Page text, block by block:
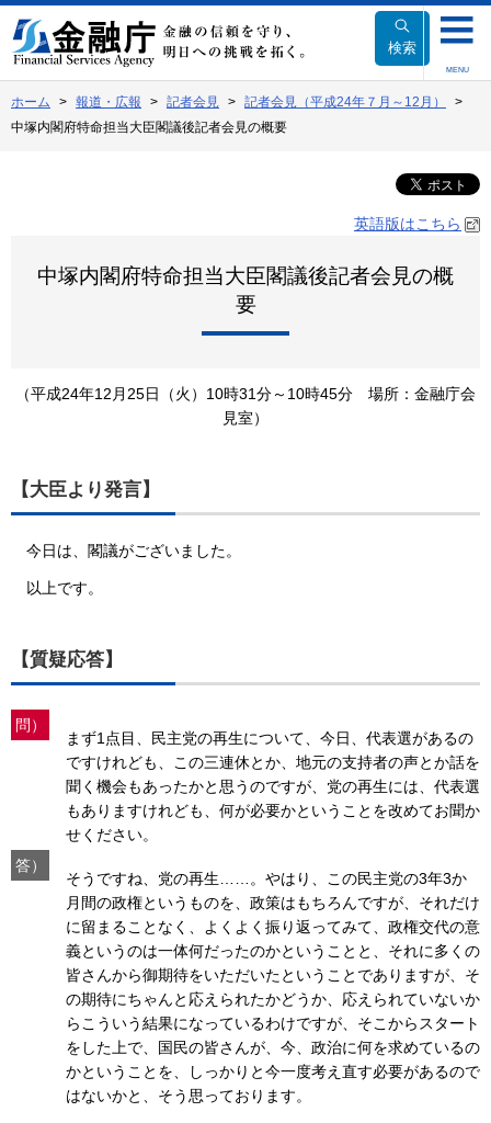
文
へ
動
検索
MENU
ホーム 報道・広報 記者会見
記者会見（平成24年７月～12月）
中塚内閣府特命担当大臣閣議後記者会見の概要
英語版はこちら
中塚内閣府特命担当大臣閣議後記者会見の概
要
（平成24年12月25日（火）10時31分～10時45分 場所：金融庁会
見室）
【大臣より発言】
今日は、閣議がございました。
以上です。
【質疑応答】
問）
まず1点目、民主党の再生について、今日、代表選があるの
ですけれども、この三連休とか、地元の支持者の声とか話を
聞く機会もあったかと思うのですが、党の再生には、代表選
もありますけれども、何が必要かということを改めてお聞か
せください。
答）
そうですね、党の再生……。やはり、この民主党の3年3か
月間の政権というものを、政策はもちろんですが、それだけ
に留まることなく、よくよく振り返ってみて、政権交代の意
義というのは一体何だったのかということと、それに多くの
皆さんから御期待をいただいたということでありますが、そ
の期待にちゃんと応えられたかどうか、応えられていないか
らこういう結果になっているわけですが、そこからスタート
をした上で、国民の皆さんが、今、政治に何を求めているの
かということを、しっかりと今一度考え直す必要があるので
はないかと、そう思っております。